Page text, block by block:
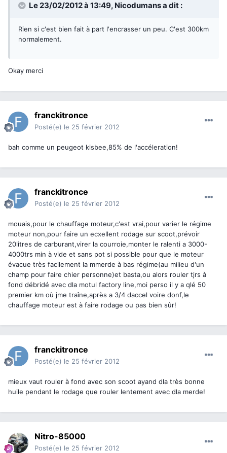
Le 23/02/2012 à 13:49, Nicodumans a dit :
Rien si c'est bien fait à part l'encrasser un peu. C'est 300km
normalement.
Okay merci
franckitronce
Posté(e) le 25 février 2012
bah comme un peugeot kisbee,85% de l'accéleration!
franckitronce
Posté(e) le 25 février 2012
mouais,pour le chauffage moteur,c'est vrai,pour varier le régime
moteur non,pour faire un ecxellent rodage sur scoot,prévoir
20litres de carburant,virer la courroie,monter le ralenti a 3000-
4000trs min à vide et sans pot si possible pour que le moteur
évacue très facilement la mmerde à bas régime(au milieu d'un
champ pour faire chier personne)et basta,ou alors rouler tjrs à
fond débridé avec dla motul factory line,moi perso il y a qlé 50
premier km où jme traîne,après a 3/4 daccel voire donf,le
chauffage moteur est à faire rodage ou pas bien sûr!
franckitronce
Posté(e) le 25 février 2012
mieux vaut rouler à fond avec son scoot ayand dla très bonne
huile pendant le rodage que rouler lentement avec dla merde!
Nitro-85000
Posté(e) le 25 février 2012